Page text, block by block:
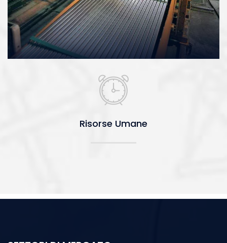
Risorse Umane
Risorse Umane